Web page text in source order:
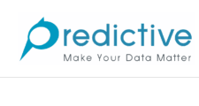
content